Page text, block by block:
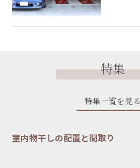
特集
特集一覧を見る
室内物干しの配置と間取り